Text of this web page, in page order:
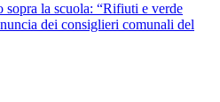
sopra la scuola: “Rifiuti e verde
dei consiglieri comunali del